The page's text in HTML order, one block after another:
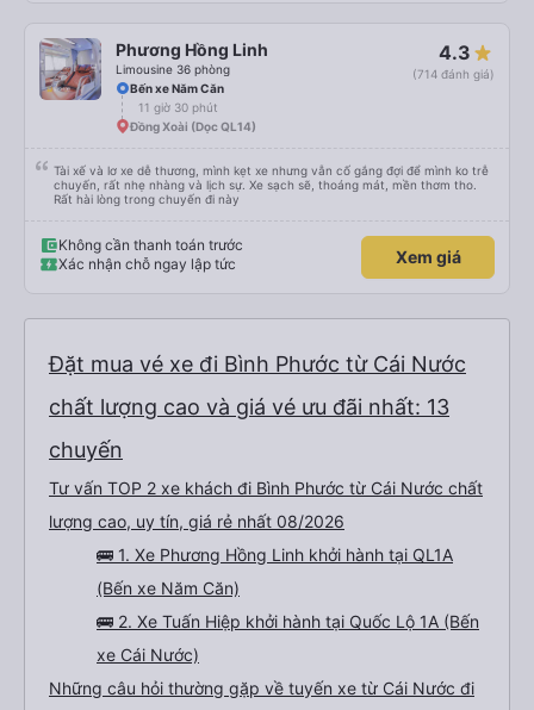
Phương Hồng Linh
Limousine 36 phòng
4.3
(714 đánh giá)
Bến xe Năm Căn
11 giờ 30 phút
Đồng Xoài (Dọc QL14)
Tài xế và lơ xe dễ thương, mình kẹt xe nhưng vẫn cố gắng đợi để mình ko trễ
chuyến, rất nhẹ nhàng và lịch sự. Xe sạch sẽ, thoáng mát, mền thơm tho.
Rất hài lòng trong chuyến đi này
Không cần thanh toán trước
Xác nhận chỗ ngay lập tức
Xem giá
Đặt mua vé xe đi Bình Phước từ Cái Nước
chất lượng cao và giá vé ưu đãi nhất: 13
chuyến
Tư vấn TOP 2 xe khách đi Bình Phước từ Cái Nước chất
lượng cao, uy tín, giá rẻ nhất 08/2026
🚌 1. Xe Phương Hồng Linh khởi hành tại QL1A
(Bến xe Năm Căn)
🚌 2. Xe Tuấn Hiệp khởi hành tại Quốc Lộ 1A (Bến
xe Cái Nước)
Những câu hỏi thường gặp về tuyến xe từ Cái Nước đi